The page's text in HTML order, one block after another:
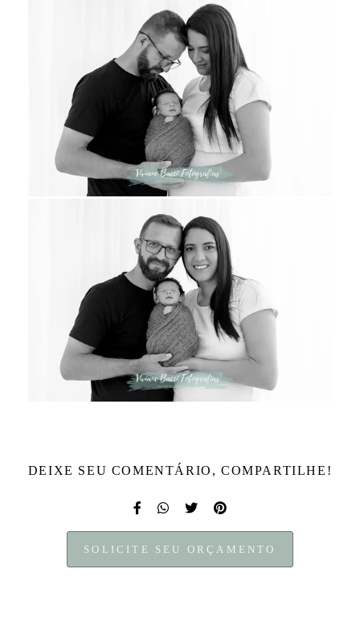
DEIXE SEU COMENTÁRIO, COMPARTILHE!
SOLICITE SEU ORÇAMENTO